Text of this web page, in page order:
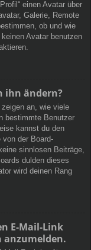
einen Avatar über
Galerie, Remote
ob und wie
Avatar benutzen
ihn ändern?
an, wie viele
bestimmte Benutzer
kannst du den
der Board-
sinnlosen Beiträge,
dulden dieses
wird deinen Rang
E-Mail-Link
anzumelden.